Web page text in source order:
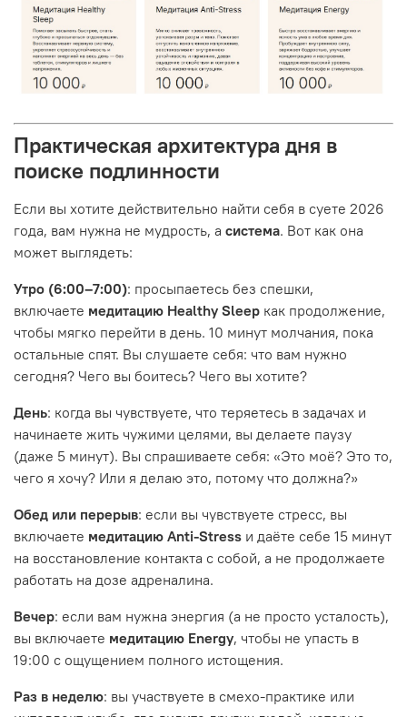
Практическая архитектура дня в
поиске подлинности
Если вы хотите действительно найти себя в суете 2026
года, вам нужна не мудрость, а система. Вот как она
может выглядеть:
Утро (6:00–7:00): просыпаетесь без спешки,
включаете медитацию Healthy Sleep как продолжение,
чтобы мягко перейти в день. 10 минут молчания, пока
остальные спят. Вы слушаете себя: что вам нужно
сегодня? Чего вы боитесь? Чего вы хотите?
День: когда вы чувствуете, что теряетесь в задачах и
начинаете жить чужими целями, вы делаете паузу
(даже 5 минут). Вы спрашиваете себя: «Это моё? Это то,
чего я хочу? Или я делаю это, потому что должна?»
Обед или перерыв: если вы чувствуете стресс, вы
включаете медитацию Anti-Stress и даёте себе 15 минут
на восстановление контакта с собой, а не продолжаете
работать на дозе адреналина.
Вечер: если вам нужна энергия (а не просто усталость),
вы включаете медитацию Energy, чтобы не упасть в
19:00 с ощущением полного истощения.
Раз в неделю: вы участвуете в смехо-практике или